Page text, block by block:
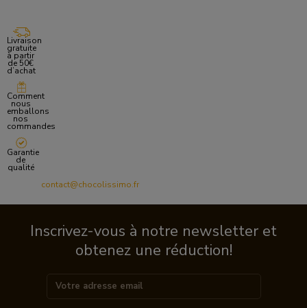
Livraison
gratuite
à partir
de 50€
d’achat
Comment
nous
emballons
nos
commandes
Garantie
de
qualité
contact@chocolissimo.fr
Inscrivez-vous à notre newsletter et
obtenez une réduction!